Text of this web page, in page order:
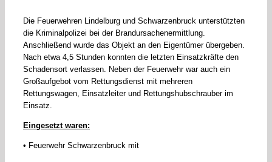
Die Feuerwehren Lindelburg und Schwarzenbruck unterstützten
die Kriminalpolizei bei der Brandursachenermittlung.
Anschließend wurde das Objekt an den Eigentümer übergeben.
Nach etwa 4,5 Stunden konnten die letzten Einsatzkräfte den
Schadensort verlassen. Neben der Feuerwehr war auch ein
Großaufgebot vom Rettungsdienst mit mehreren
Rettungswagen, Einsatzleiter und Rettungshubschrauber im
Einsatz.
Eingesetzt waren:
• Feuerwehr Schwarzenbruck mit